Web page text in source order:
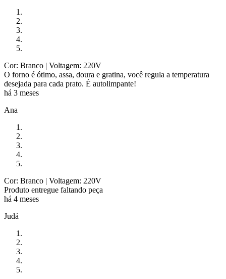
Cor: Branco | Voltagem: 220V
O forno é ótimo, assa, doura e gratina, você regula a temperatura
desejada para cada prato. É autolimpante!
há 3 meses
Ana
Cor: Branco | Voltagem: 220V
Produto entregue faltando peça
há 4 meses
Judá